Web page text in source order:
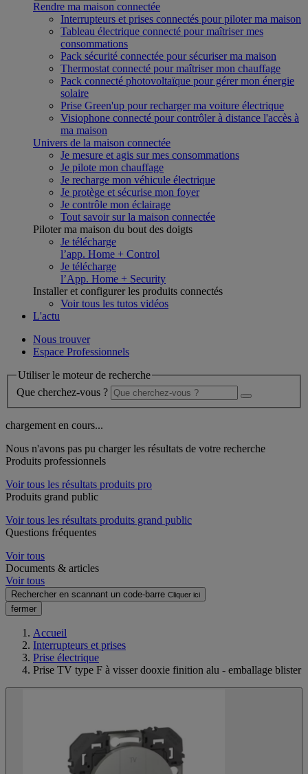
Rendre ma maison connectée
Interrupteurs et prises connectés pour piloter ma maison
Tableau électrique connecté pour maîtriser mes
consommations
Pack sécurité connectée pour sécuriser ma maison
Thermostat connecté pour maîtriser mon chauffage
Pack connecté photovoltaïque pour gérer mon énergie
solaire
Prise Green'up pour recharger ma voiture électrique
Visiophone connecté pour contrôler à distance l'accès à
ma maison
Univers de la maison connectée
Je mesure et agis sur mes consommations
Je pilote mon chauffage
Je recharge mon véhicule électrique
Je protège et sécurise mon foyer
Je contrôle mon éclairage
Tout savoir sur la maison connectée
Piloter ma maison du bout des doigts
Je télécharge
l’app. Home + Control
Je télécharge
l’App. Home + Security
Installer et configurer les produits connectés
Voir tous les tutos vidéos
L'actu
Nous trouver
Espace Professionnels
Utiliser le moteur de recherche
Que cherchez-vous ?
chargement en cours...
Nous n'avons pas pu charger les résultats de votre recherche
Produits professionnels
Voir tous les résultats produits pro
Produits grand public
Voir tous les résultats produits grand public
Questions fréquentes
Voir tous
Documents & articles
Voir tous
Rechercher en scannant un code-barre Cliquer ici
fermer
Accueil
Interrupteurs et prises
Prise électrique
Prise TV type F à visser dooxie finition alu - emballage blister